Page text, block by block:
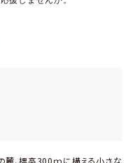
麓、標高300ｍに構える小さな